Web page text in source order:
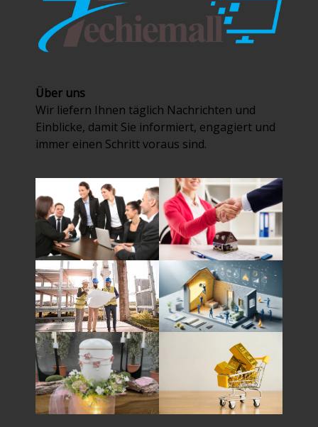
Über uns
Wir liefern Ihnen täglich Nachrichten und
Einblicke, damit Sie informiert, engagiert und
immer einen Schritt voraus sind.